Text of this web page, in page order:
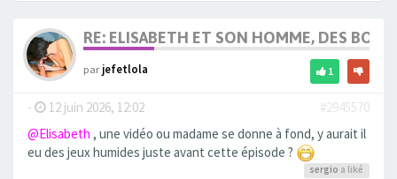
RE: ELISABETH ET SON HOMME, DES
parjefetlola 1
- 12 juin 2026, 12:02
#2945570
@Elisabeth , une vidéo ou madame se donne à fond, y aurait il
eu des jeux humides juste avant cette épisode ?
sergio a liké